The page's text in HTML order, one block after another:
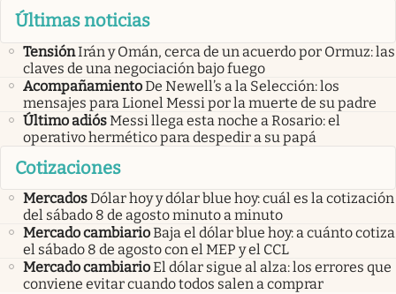
Últimas noticias
TensiónIrán y Omán, cerca de un acuerdo por Ormuz: las
claves de una negociación bajo fuego
AcompañamientoDe Newell’s a la Selección: los
mensajes para Lionel Messi por la muerte de su padre
Último adiósMessi llega esta noche a Rosario: el
operativo hermético para despedir a su papá
Cotizaciones
MercadosDólar hoy y dólar blue hoy: cuál es la cotización
del sábado 8 de agosto minuto a minuto
Mercado cambiarioBaja el dólar blue hoy: a cuánto cotiza
el sábado 8 de agosto con el MEP y el CCL
Mercado cambiarioEl dólar sigue al alza: los errores que
conviene evitar cuando todos salen a comprar